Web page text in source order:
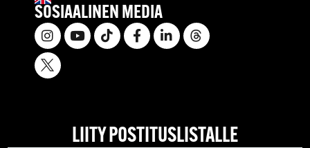
SOSIAALINEN MEDIA
LIITY POSTITUSLISTALLE